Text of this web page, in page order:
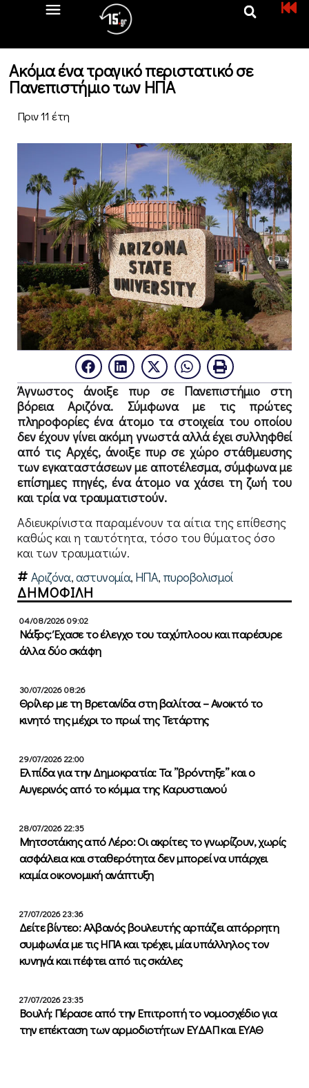
Ακόμα ένα τραγικό περιστατικό σε
Πανεπιστήμιο των ΗΠΑ
Πριν 11 έτη
Άγνωστος άνοιξε πυρ σε Πανεπιστήμιο στη
βόρεια Αριζόνα. Σύμφωνα με τις πρώτες
πληροφορίες ένα άτομο τα στοιχεία του οποίου
δεν έχουν γίνει ακόμη γνωστά αλλά έχει συλληφθεί
από τις Αρχές, άνοιξε πυρ σε χώρο στάθμευσης
των εγκαταστάσεων με αποτέλεσμα, σύμφωνα με
επίσημες πηγές, ένα άτομο να χάσει τη ζωή του
και τρία να τραυματιστούν.
Αδιευκρίνιστα παραμένουν τα αίτια της επίθεσης
καθώς και η ταυτότητα, τόσο του θύματος όσο
και των τραυματιών.
Αριζόνα,αστυνομία, ΗΠΑ, πυροβολισμοί
ΔΗΜΟΦΙΛΗ
04/08/2026 09:02
Νάξος: Έχασε το έλεγχο του ταχύπλοου και παρέσυρε
άλλα δύο σκάφη
30/07/2026 08:26
Θρίλερ με τη Βρετανίδα στη βαλίτσα – Ανοικτό το
κινητό της μέχρι το πρωί της Τετάρτης
29/07/2026 22:00
Ελπίδα για την Δημοκρατία: Τα ”βρόντηξε” και ο
Αυγερινός από το κόμμα της Καρυστιανού
28/07/2026 22:35
Μητσοτάκης από Λέρο: Οι ακρίτες το γνωρίζουν, χωρίς
ασφάλεια και σταθερότητα δεν μπορεί να υπάρχει
καμία οικονομική ανάπτυξη
27/07/2026 23:36
Δείτε βίντεο: Αλβανός βουλευτής αρπάζει απόρρητη
συμφωνία με τις ΗΠΑ και τρέχει, μία υπάλληλος τον
κυνηγά και πέφτει από τις σκάλες
27/07/2026 23:35
Βουλή: Πέρασε από την Επιτροπή το νομοσχέδιο για
την επέκταση των αρμοδιοτήτων ΕΥΔΑΠ και ΕΥΑΘ